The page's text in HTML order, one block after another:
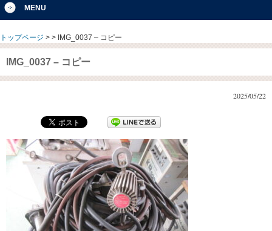
MENU
トップページ > > IMG_0037 – コピー
IMG_0037 – コピー
2025/05/22